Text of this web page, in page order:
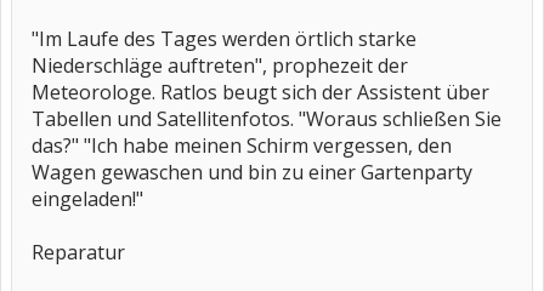
"Im Laufe des Tages werden örtlich starke
Niederschläge auftreten", prophezeit der
Meteorologe. Ratlos beugt sich der Assistent über
Tabellen und Satellitenfotos. "Woraus schließen Sie
das?" "Ich habe meinen Schirm vergessen, den
Wagen gewaschen und bin zu einer Gartenparty
eingeladen!"
Reparatur